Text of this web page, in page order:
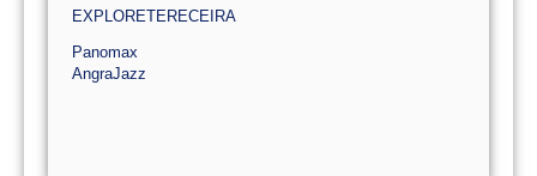
EXPLORETERECEIRA
Panomax
AngraJazz